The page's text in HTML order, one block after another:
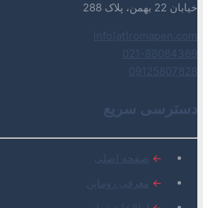
خیابان 22 بهمن، پلاک 288
info[at]romapen.com
021-88084369
09125807828
دسترسی سریع
← صفحه اصلی
← معرفی روماپن